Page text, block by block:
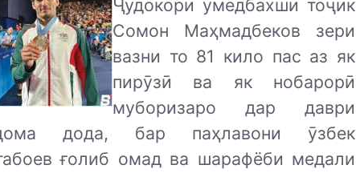
Ҷудокори умедбахши тоҷик
Сомон Маҳмадбеков зери
вазни то 81 кило пас аз як
пирӯзӣ ва як нобарорӣ
муборизаро дар даври
дода, бар паҳлавони ӯзбек
ғолиб омад ва шарафёби медали